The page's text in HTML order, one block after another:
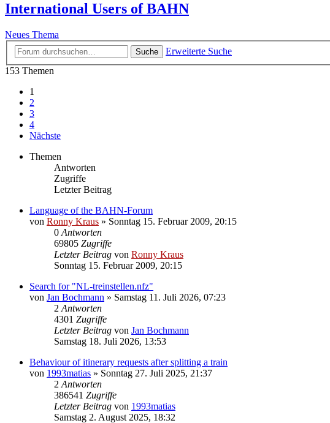
International Users of BAHN
Neues Thema
Suche
Erweiterte Suche
153 Themen
1
2
3
4
Nächste
Themen
Antworten
Zugriffe
Letzter Beitrag
Language of the BAHN-Forum
von Ronny Kraus » Sonntag 15. Februar 2009, 20:15
0 Antworten
69805 Zugriffe
Letzter Beitrag von Ronny Kraus
Sonntag 15. Februar 2009, 20:15
Search for "NL-treinstellen.nfz"
von Jan Bochmann » Samstag 11. Juli 2026, 07:23
2 Antworten
4301 Zugriffe
Letzter Beitrag von Jan Bochmann
Samstag 18. Juli 2026, 13:53
Behaviour of itinerary requests after splitting a train
von 1993matias » Sonntag 27. Juli 2025, 21:37
2 Antworten
386541 Zugriffe
Letzter Beitrag von 1993matias
Samstag 2. August 2025, 18:32